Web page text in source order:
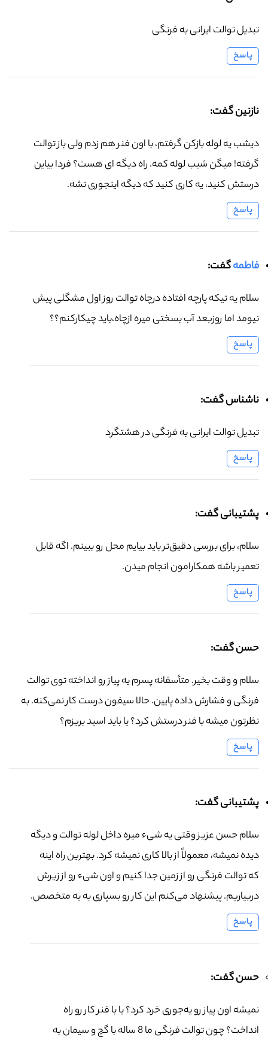
تبدیل توالت ایرانی به فرنگی
پاسخ
نازنین گفت:
دیشب یه لوله بازکن گرفتم، با اون فنر هم زدم ولی باز توالت
گرفته! میگن شیب لوله کمه. راه دیگه ای هست؟ فردا بیاین
درستش کنید، یه کاری کنید که دیگه اینجوری نشه.
پاسخ
فاطمهگفت:
سلام یه تیکه پارچه افتاده درچاه توالت روز اول مشگلی پیش
نیومد اما روزبعد آب بسختی میره ازچاه،باید چیکارکنم؟؟
پاسخ
ناشناس گفت:
تبدیل توالت ایرانی به فرنگی در هشتگرد
پاسخ
پشتیبانی گفت:
سلام، برای بررسی دقیق‌تر باید بیایم محل رو ببینم. اگه قابل
تعمیر باشه همکارامون انجام میدن.
پاسخ
حسن گفت:
سلام و وقت بخیر. متأسفانه پسرم یه پیاز رو انداخته توی توالت
فرنگی و فشارش داده پایین. حالا سیفون درست کار نمی‌کنه. به
نظرتون میشه با فنر درستش کرد؟ یا باید اسید بریزم؟
پاسخ
پشتیبانی گفت:
سلام حسن عزیز وقتی یه شیء میره داخل لوله توالت و دیگه
دیده نمیشه، معمولاً از بالا کاری نمیشه کرد. بهترین راه اینه
که توالت فرنگی رو از زمین جدا کنیم و اون شیء رو از زیرش
دربیاریم. پیشنهاد می‌کنم این کار رو بسپاری به یه متخصص.
پاسخ
حسن گفت:
نمیشه اون پیاز رو یه‌جوری خرد کرد؟ یا با فنر کار رو راه
انداخت؟ چون توالت فرنگی ما 8 ساله با گچ و سیمان به